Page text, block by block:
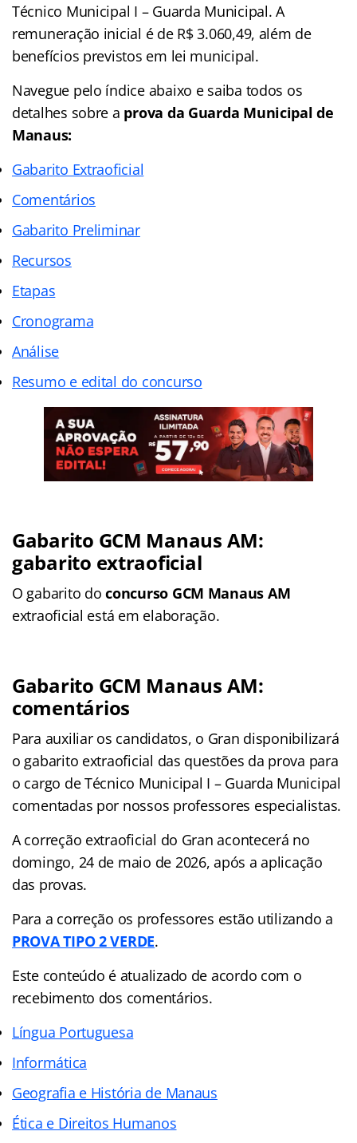
Técnico Municipal I – Guarda Municipal. A
remuneração inicial é de R$ 3.060,49, além de
benefícios previstos em lei municipal.
Navegue pelo índice abaixo e saiba todos os
detalhes sobre a prova da Guarda Municipal de
Manaus:
Gabarito Extraoficial
Comentários
Gabarito Preliminar
Recursos
Etapas
Cronograma
Análise
Resumo e edital do concurso
Gabarito GCM Manaus AM:
gabarito extraoficial
O gabarito doconcurso GCM Manaus AM
extraoficial está em elaboração.
Gabarito GCM Manaus AM:
comentários
Para auxiliar os candidatos, o Gran disponibilizará
o gabarito extraoficial das questões da prova para
o cargo de Técnico Municipal I – Guarda Municipal
comentadas por nossos professores especialistas.
A correção extraoficial do Gran acontecerá no
domingo, 24 de maio de 2026, após a aplicação
das provas.
Para a correção os professores estão utilizando a
PROVA TIPO 2 VERDE.
Este conteúdo é atualizado de acordo com o
recebimento dos comentários.
Língua Portuguesa
Informática
Geografia e História de Manaus
Ética e Direitos Humanos